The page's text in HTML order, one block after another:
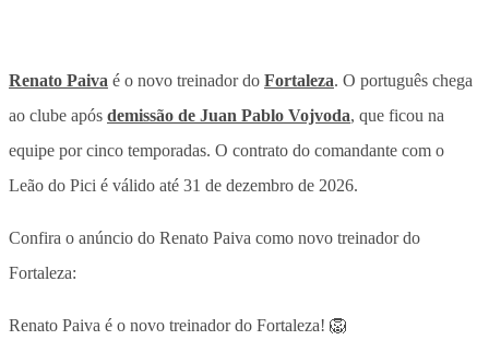
Renato Paiva é o novo treinador do Fortaleza. O português chega
ao clube após demissão de Juan Pablo Vojvoda, que ficou na
equipe por cinco temporadas. O contrato do comandante com o
Leão do Pici é válido até 31 de dezembro de 2026.
Confira o anúncio do Renato Paiva como novo treinador do
Fortaleza:
Renato Paiva é o novo treinador do Fortaleza! 🦁